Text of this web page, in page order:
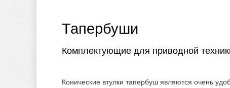
Тапербуши
Комплектующие для приводной
Конические втулки тапербуш являются очень